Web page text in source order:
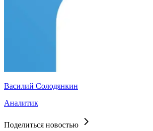
Василий Солодянкин
Аналитик
Поделиться новостью